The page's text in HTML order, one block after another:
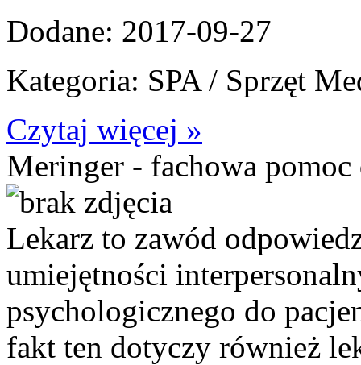
Dodane: 2017-09-27
Kategoria: SPA / Sprzęt
Czytaj więcej »
Meringer - fachowa
Lekarz to zawód
umiejętności
psychologicznego do
fakt ten dotyczy również